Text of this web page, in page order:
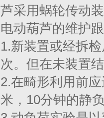
芦采用蜗轮传动
电动葫芦的维护
1.新装置或经拆
次。但在未装置
2.在畸形利用前
米，10分钟的静